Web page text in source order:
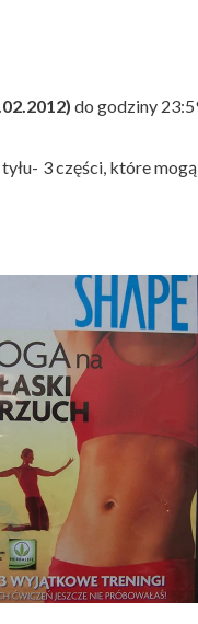
do godziny
3 części, które